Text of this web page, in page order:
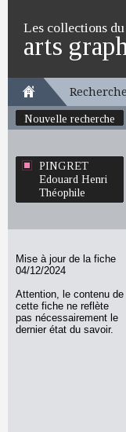
Les collections
arts
Nouvelle recherche
PINGRET
Edouard Henri
Théophile
Mise à jour de la fiche
04/12/2024
Attention, le contenu de
cette fiche ne reflète
pas nécessairement le
dernier état du savoir.